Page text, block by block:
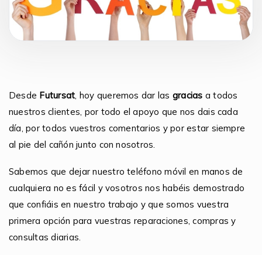
Desde Futursat, hoy queremos dar las gracias a todos
nuestros clientes, por todo el apoyo que nos dais cada
día, por todos vuestros comentarios y por estar siempre
al pie del cañón junto con nosotros.
Sabemos que dejar nuestro teléfono móvil en manos de
cualquiera no es fácil y vosotros nos habéis demostrado
que confiáis en nuestro trabajo y que somos vuestra
primera opción para vuestras reparaciones, compras y
consultas diarias.